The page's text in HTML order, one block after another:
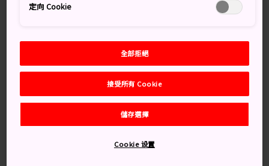
然後乘坐 150 路帝產巴士，前往MIHO美術館的車身會清
晰顯示目的地（50 分鐘）。巴士在 3 號月台出發，車身用
日文和英文顯示終點站。
定向 Cookie
全部拒絕
接受所有 Cookie
儲存選擇
Cookie 设置